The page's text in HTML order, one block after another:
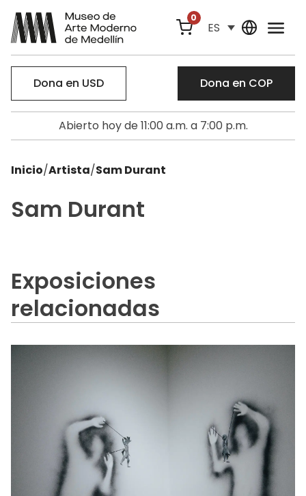
0
ES
Dona en USD Dona en COP
Abierto hoy de 11:00 a.m. a 7:00 p.m.
Inicio/Artista/Sam Durant
Sam Durant
Exposiciones
relacionadas